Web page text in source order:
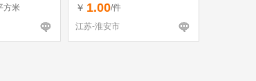
方米
￥ 1.00/件
江苏-淮安市